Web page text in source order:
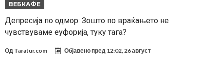
ВЕБКАФЕ
Депресија по одмор: Зошто по враќањето не
чувствуваме еуфорија, туку тага?
Од Taratur.com Објавено пред 12:02, 26 август